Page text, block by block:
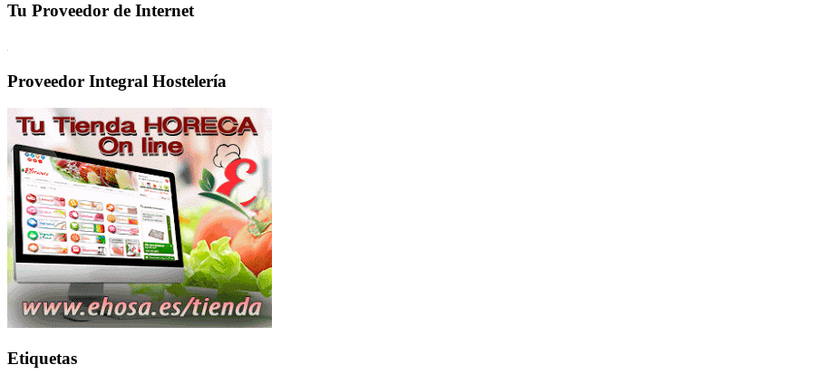
Tu Proveedor de Internet
Proveedor Integral Hostelería
Etiquetas